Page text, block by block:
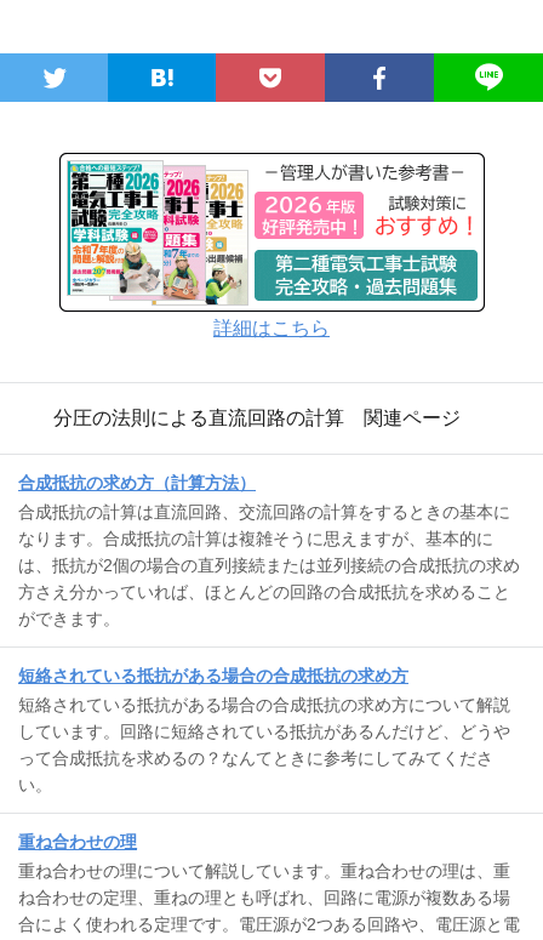
詳細はこちら
分圧の法則による直流回路の計算 関連ページ
合成抵抗の求め方（計算方法）
合成抵抗の計算は直流回路、交流回路の計算をするときの基本に
なります。合成抵抗の計算は複雑そうに思えますが、基本的に
は、抵抗が2個の場合の直列接続または並列接続の合成抵抗の求め
方さえ分かっていれば、ほとんどの回路の合成抵抗を求めること
ができます。
短絡されている抵抗がある場合の合成抵抗の求め方
短絡されている抵抗がある場合の合成抵抗の求め方について解説
しています。回路に短絡されている抵抗があるんだけど、どうや
って合成抵抗を求めるの？なんてときに参考にしてみてくださ
い。
重ね合わせの理
重ね合わせの理について解説しています。重ね合わせの理は、重
ね合わせの定理、重ねの理とも呼ばれ、回路に電源が複数ある場
合によく使われる定理です。電圧源が2つある回路や、電圧源と電